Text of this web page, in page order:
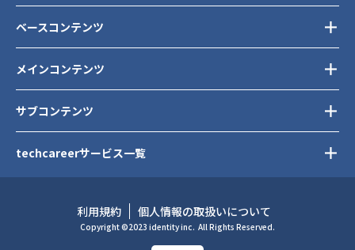
メインコンテンツ
サブコンテンツ
ベースコンテンツ
techcareerサービス一覧
利用規約 個人情報の取扱いについて
Copyright ©2023 identity inc. All Rights Reserved.